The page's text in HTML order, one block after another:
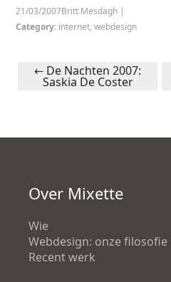
Britt Mesdagh |
21/03/2007
Category: internet,webdesign
Post navigation
← De Nachten 2007:
Saskia De Coster
Over Mixette
Wie
Webdesign: onze filosofie
Recent werk